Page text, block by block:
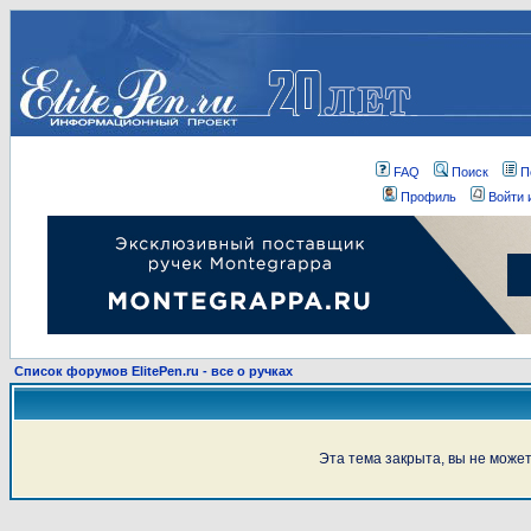
FAQ Поиск
Профиль
Войти
Список форумов ElitePen.ru - все о ручках
Эта тема закрыта, вы не